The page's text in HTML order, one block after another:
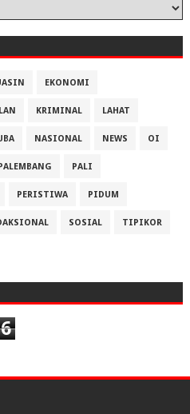
EKONOMI
KRIMINAL LAHAT
NASIONAL NEWS OI
PALI
PERISTIWA PIDUM
SOSIAL TIPIKOR
6